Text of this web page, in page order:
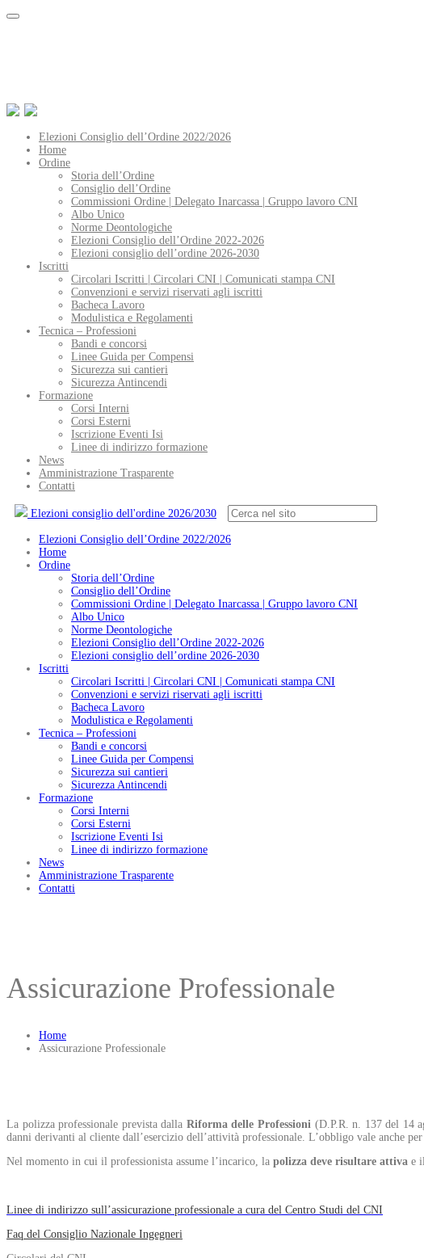
Elezioni Consiglio dell’Ordine 2022/2026
Home
Ordine
Storia dell’Ordine
Consiglio dell’Ordine
Commissioni Ordine | Delegato Inarcassa | Gruppo lavoro CNI
Albo Unico
Norme Deontologiche
Elezioni Consiglio dell’Ordine 2022-2026
Elezioni consiglio dell’ordine 2026-2030
Iscritti
Circolari Iscritti | Circolari CNI | Comunicati stampa CNI
Convenzioni e servizi riservati agli iscritti
Bacheca Lavoro
Modulistica e Regolamenti
Tecnica – Professioni
Bandi e concorsi
Linee Guida per Compensi
Sicurezza sui cantieri
Sicurezza Antincendi
Formazione
Corsi Interni
Corsi Esterni
Iscrizione Eventi Isi
Linee di indirizzo formazione
News
Amministrazione Trasparente
Contatti
Elezioni consiglio dell'ordine 2026/2030
Elezioni Consiglio dell’Ordine 2022/2026
Home
Ordine
Storia dell’Ordine
Consiglio dell’Ordine
Commissioni Ordine | Delegato Inarcassa | Gruppo lavoro CNI
Albo Unico
Norme Deontologiche
Elezioni Consiglio dell’Ordine 2022-2026
Elezioni consiglio dell’ordine 2026-2030
Iscritti
Circolari Iscritti | Circolari CNI | Comunicati stampa CNI
Convenzioni e servizi riservati agli iscritti
Bacheca Lavoro
Modulistica e Regolamenti
Tecnica – Professioni
Bandi e concorsi
Linee Guida per Compensi
Sicurezza sui cantieri
Sicurezza Antincendi
Formazione
Corsi Interni
Corsi Esterni
Iscrizione Eventi Isi
Linee di indirizzo formazione
News
Amministrazione Trasparente
Contatti
Assicurazione Professionale
Home
Assicurazione Professionale
La polizza professionale prevista dalla Riforma delle Professioni(D.P.R. n. 137 del 14
danni derivanti al cliente dall’esercizio dell’attività professionale. L’obbligo vale anche
Nel momento in cui il professionista assume l’incarico, la polizza deve risultare attiva e
Linee di indirizzo sull’assicurazione professionale a cura del Centro Studi del CNI
Faq del Consiglio Nazionale Ingegneri